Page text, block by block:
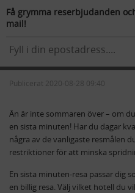
Sista minuten och
och hit kan du åka
Publicerat 2020-08-28 09:40
Än är inte sommaren över – om
en sista minuten! Har du dagar
några av de vanligaste resmålen
restriktioner för att minska
En sista minuten-resa passar dig
en billig resa. Välj vilket hotell du
Få grymma reserbjudanden
mail!